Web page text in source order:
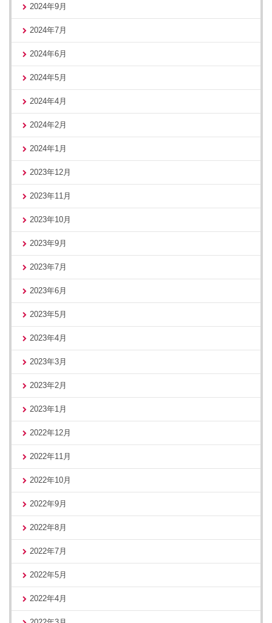
2024年9月
2024年7月
2024年6月
2024年5月
2024年4月
2024年2月
2024年1月
2023年12月
2023年11月
2023年10月
2023年9月
2023年7月
2023年6月
2023年5月
2023年4月
2023年3月
2023年2月
2023年1月
2022年12月
2022年11月
2022年10月
2022年9月
2022年8月
2022年7月
2022年5月
2022年4月